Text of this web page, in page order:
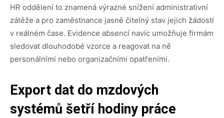
HR oddělení to znamená výrazné snížení administrativní
zátěže a pro zaměstnance jasně čitelný stav jejich žádostí
v reálném čase. Evidence absencí navíc umožňuje firmám
sledovat dlouhodobé vzorce a reagovat na ně
personálními nebo organizačními opatřeními.
Export dat do mzdových
systémů šetří hodiny práce